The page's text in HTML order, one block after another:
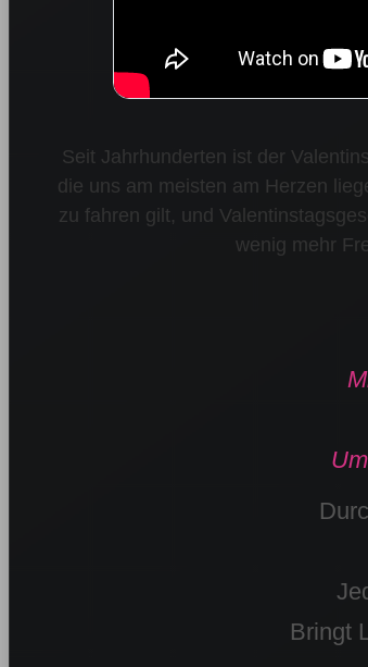
Seit Jahrhunderten ist der
die uns am meisten am Herzen
zu fahren gilt, und
wenig mehr
Bringt